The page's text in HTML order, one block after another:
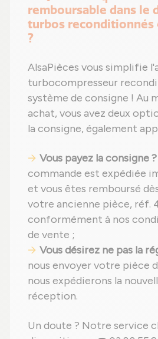
remboursable dans le
turbos
?
AlsaPièces vous simplifie
turbocompresseur
système de consigne ! Au
achat, vous avez deux
la consigne, également
Vous payez la consigne ?
commande est expédiée
et vous êtes remboursé
votre ancienne pièce, réf.
conformément à nos
de vente ;
Vous désirez ne pas la
nous envoyer votre pièce
nous expédierons la
réception.
Un doute ? Notre service